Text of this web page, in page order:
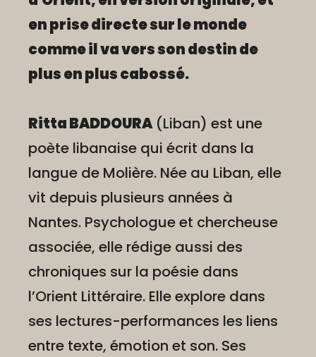
en prise directe sur le monde
comme il va vers son destin de
plus en plus cabossé.
Ritta BADDOURA(Liban) est une
poète libanaise qui écrit dans la
langue de Molière. Née au Liban, elle
vit depuis plusieurs années à
Nantes. Psychologue et chercheuse
associée, elle rédige aussi des
chroniques sur la poésie dans
l’Orient Littéraire. Elle explore dans
ses lectures-performances les liens
entre texte, émotion et son. Ses